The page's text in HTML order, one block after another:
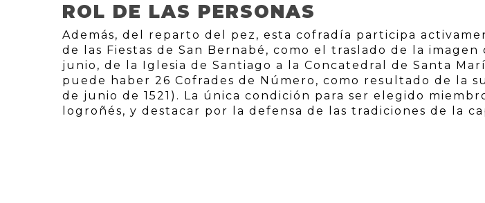
ROL DE LAS PERSONAS
Además, del reparto del pez, esta cofradía participa
de las Fiestas de San Bernabé, como el traslado de la imagen
junio, de la Iglesia de Santiago a la Concatedral de Santa
puede haber 26 Cofrades de Número, como resultado de la
de junio de 1521). La única condición para ser elegido
logroñés, y destacar por la defensa de las tradiciones de la